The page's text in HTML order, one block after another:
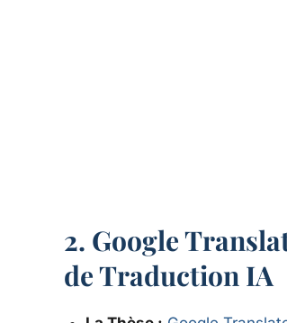
2. Google
de Traduction IA